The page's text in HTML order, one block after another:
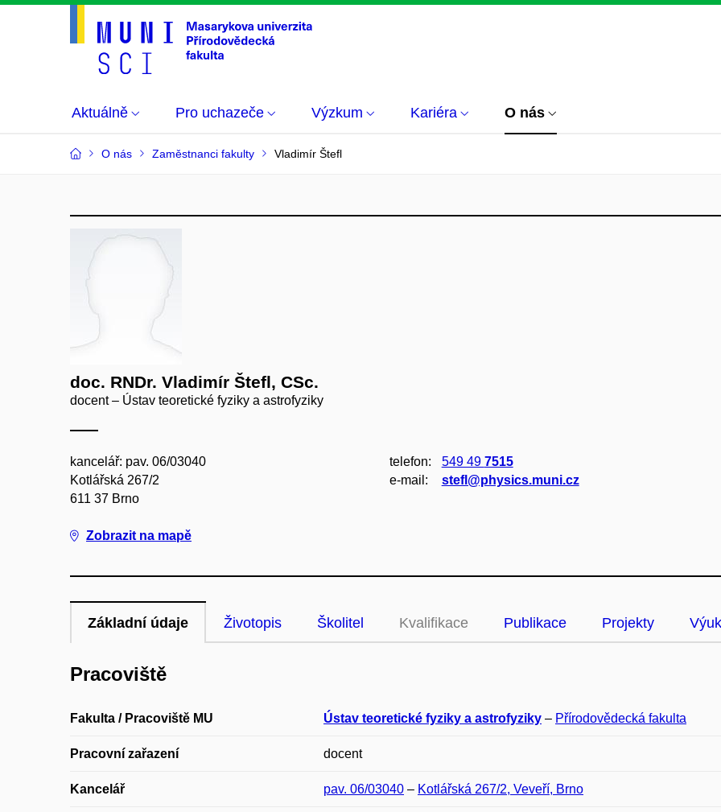
Aktuálně Pro uchazeče Výzkum Kariéra O nás
O nás Zaměstnanci fakulty Vladimír Štefl
doc. RNDr. Vladimír Štefl, CSc.
docent – Ústav teoretické fyziky a astrofyziky
kancelář: pav. 06/03040
Kotlářská 267/2
611 37 Brno
Zobrazit na mapě
telefon: 549 49 7515
e‑mail:
stefl@physics.muni.cz
Základní údaje Životopis Školitel Kvalifikace Publikace Projekty
Pracoviště
Fakulta / Pracoviště MU Ústav teoretické fyziky a astrofyziky – Přírodovědecká fakulta
Pracovní zařazení docent
Kancelář pav. 06/03040 – Kotlářská 267/2, Veveří, Brno